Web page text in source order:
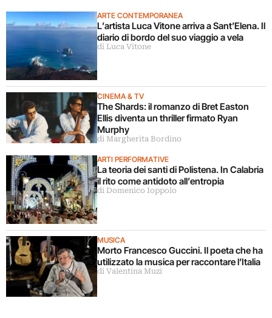
ARTE CONTEMPORANEA
L’artista Luca Vitone arriva a Sant’Elena. Il
diario di bordo del suo viaggio a vela
di Luca Vitone
CINEMA & TV
The Shards: il romanzo di Bret Easton
Ellis diventa un thriller firmato Ryan
Murphy
di Margherita Bordino
ARTI PERFORMATIVE
La teoria dei santi di Polistena. In Calabria
il rito come antidoto all’entropia
di Domenico Ioppolo
MUSICA
Morto Francesco Guccini. Il poeta che ha
utilizzato la musica per raccontare l’Italia
di Valentina Muzi